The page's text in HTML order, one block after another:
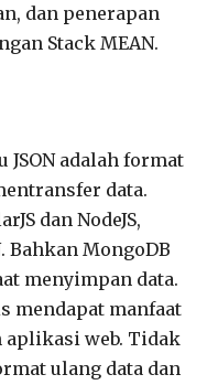
dan penerapan
Stack MEAN.
JSON adalah format
data.
dan NodeJS,
Bahkan MongoDB
menyimpan data.
mendapat manfaat
aplikasi web. Tidak
ulang data dan